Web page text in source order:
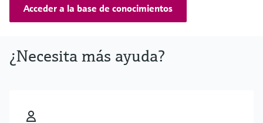
Acceder a la base de conocimientos
¿Necesita más ayuda?